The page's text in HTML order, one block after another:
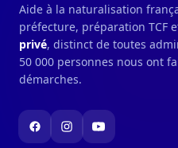
Aide à la naturalisation
préfecture, préparation TCF
privé, distinct de toutes
50 000 personnes nous ont
démarches.